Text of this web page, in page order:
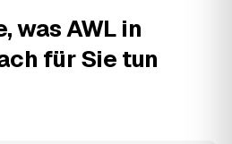
was AWL in
für Sie tun